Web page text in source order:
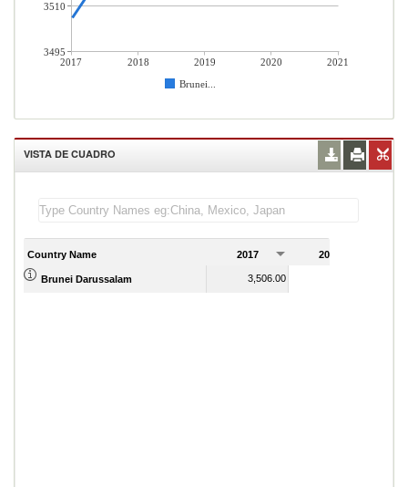
2017 2018 2019 2020
2021
Brunei...
3510
3495
VISTA DE CUADRO
Country Name 2017 2018
Brunei Darussalam 3,506.00